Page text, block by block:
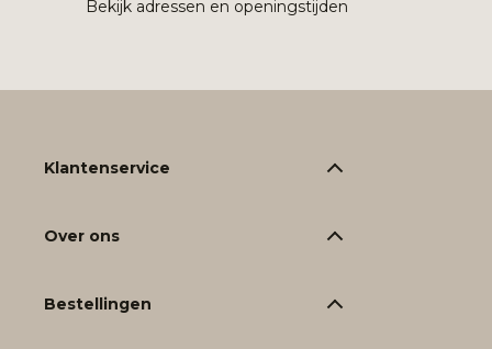
Bekijk adressen en openingstijden
Klantenservice
Over ons
Bestellingen